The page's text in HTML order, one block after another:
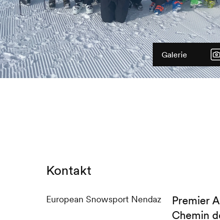
Galerie
Kontakt
European Snowsport Nendaz
Premier
Chemin